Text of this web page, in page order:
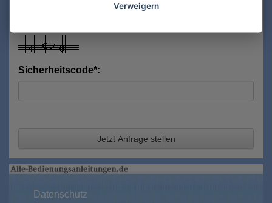
Sicherheitscode*:
Jetzt Anfrage stellen
Datenschutz
Verweigern